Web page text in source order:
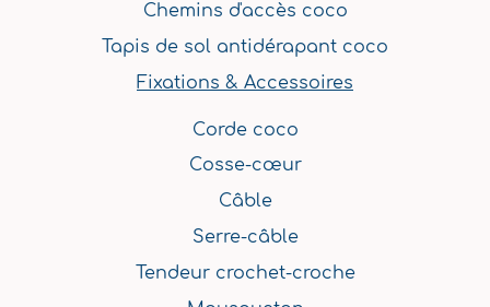
Chemins d'accès coco
Tapis de sol antidérapant coco
Fixations & Accessoires
Corde coco
Cosse-cœur
Câble
Serre-câble
Tendeur crochet-croche